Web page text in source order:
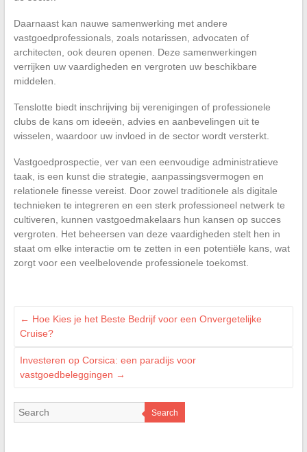
Daarnaast kan nauwe samenwerking met andere
vastgoedprofessionals, zoals notarissen, advocaten of
architecten, ook deuren openen. Deze samenwerkingen
verrijken uw vaardigheden en vergroten uw beschikbare
middelen.
Tenslotte biedt inschrijving bij verenigingen of professionele
clubs de kans om ideeën, advies en aanbevelingen uit te
wisselen, waardoor uw invloed in de sector wordt versterkt.
Vastgoedprospectie, ver van een eenvoudige administratieve
taak, is een kunst die strategie, aanpassingsvermogen en
relationele finesse vereist. Door zowel traditionele als digitale
technieken te integreren en een sterk professioneel netwerk te
cultiveren, kunnen vastgoedmakelaars hun kansen op succes
vergroten. Het beheersen van deze vaardigheden stelt hen in
staat om elke interactie om te zetten in een potentiële kans, wat
zorgt voor een veelbelovende professionele toekomst.
← Hoe Kies je het Beste Bedrijf voor een Onvergetelijke
Cruise?
Investeren op Corsica: een paradijs voor
vastgoedbeleggingen →
Search